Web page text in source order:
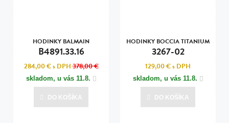
HODINKY BALMAIN
B4891.33.16
284,00 €s DPH378,00 €
skladom, u vás 11.8.
DO KOŠÍKA
HODINKY BOCCIA TITANIUM
3267-02
129,00 €s DPH
skladom, u vás 11.8.
DO KOŠÍKA